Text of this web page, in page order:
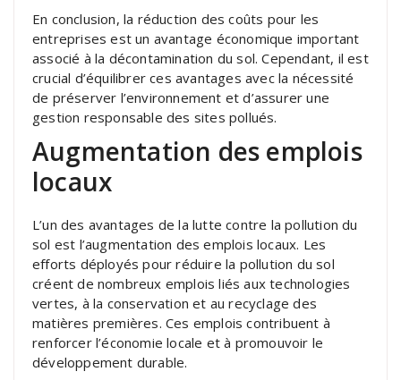
En conclusion, la réduction des coûts pour les
entreprises est un avantage économique important
associé à la décontamination du sol. Cependant, il est
crucial d’équilibrer ces avantages avec la nécessité
de préserver l’environnement et d’assurer une
gestion responsable des sites pollués.
Augmentation des emplois
locaux
L’un des avantages de la lutte contre la pollution du
sol est l’augmentation des emplois locaux. Les
efforts déployés pour réduire la pollution du sol
créent de nombreux emplois liés aux technologies
vertes, à la conservation et au recyclage des
matières premières. Ces emplois contribuent à
renforcer l’économie locale et à promouvoir le
développement durable.